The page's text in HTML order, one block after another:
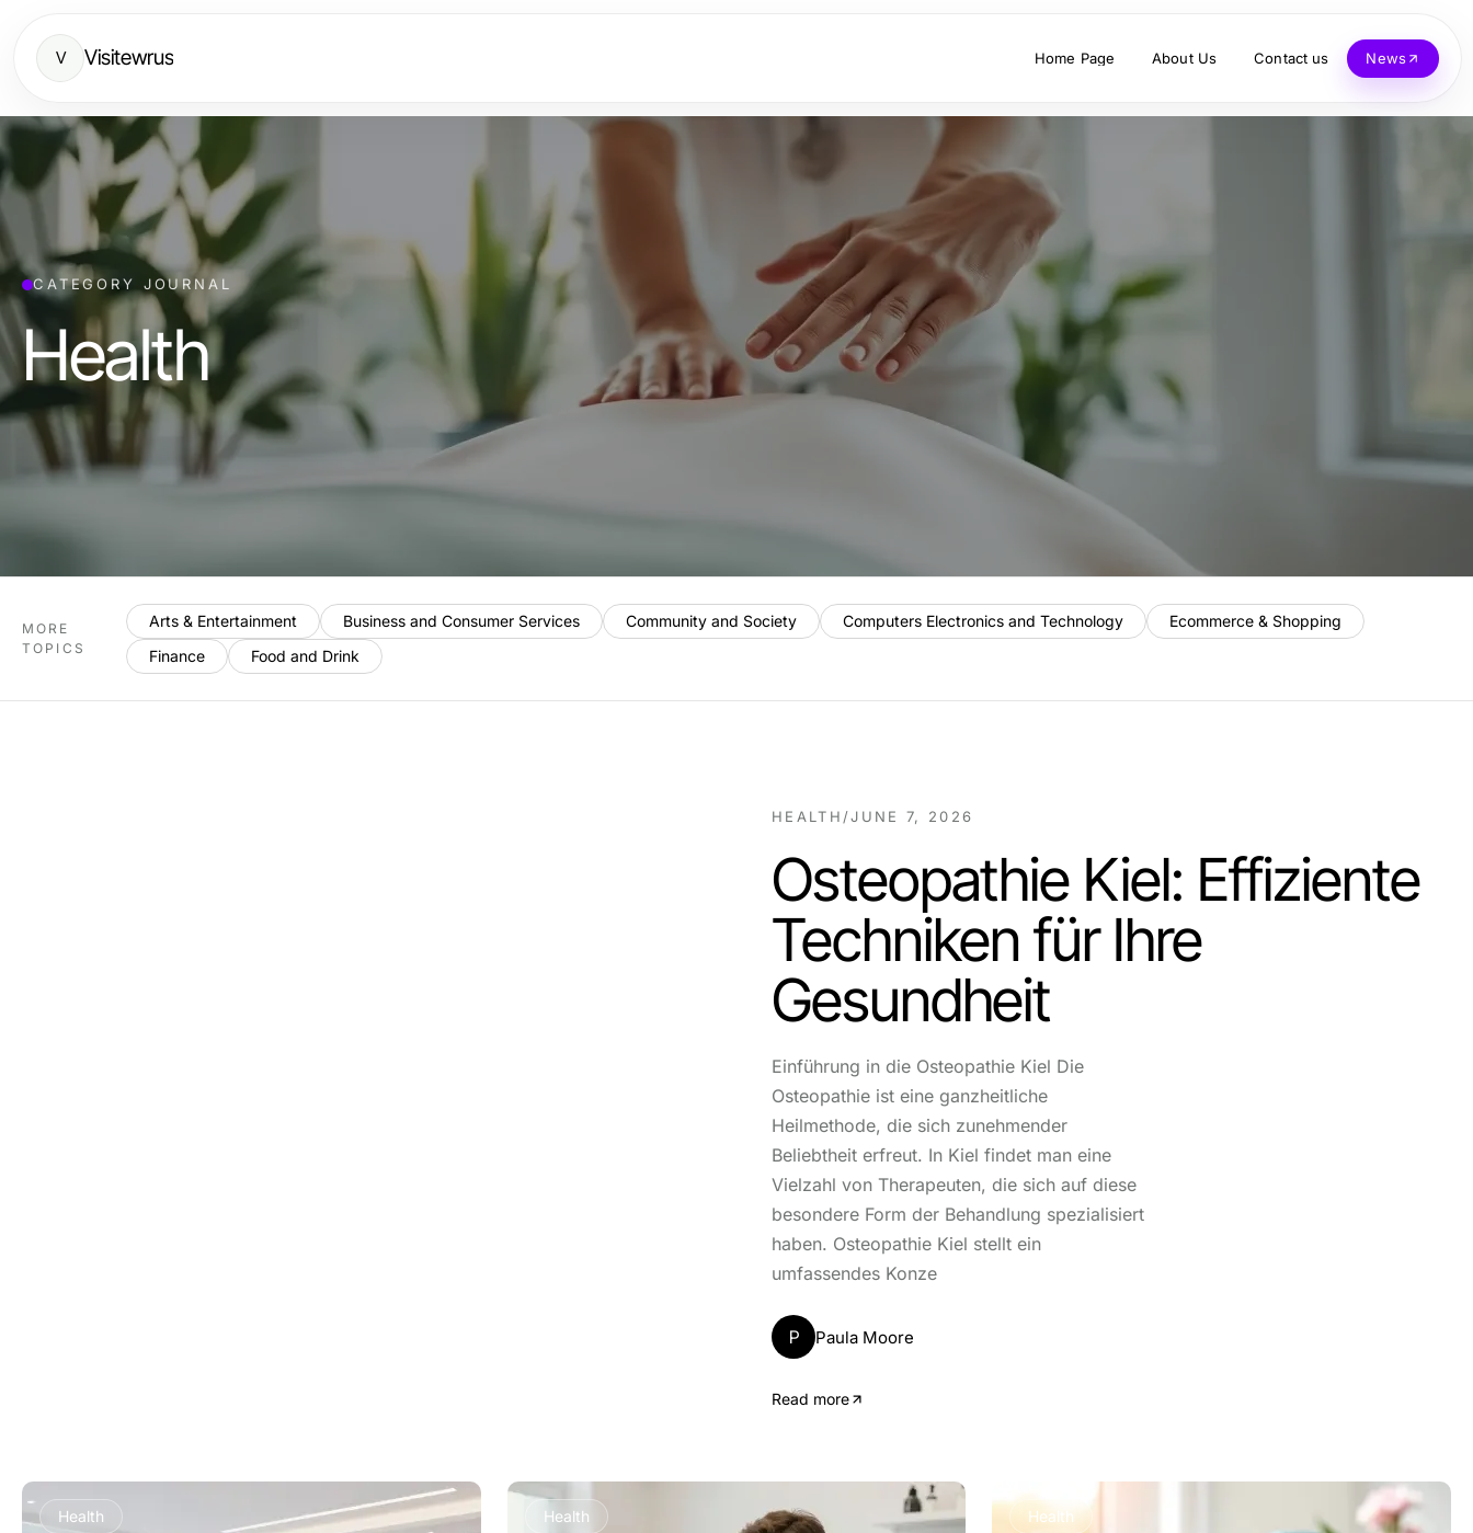
V Visitewrus Home Page About Us Contact us News
CATEGORY JOURNAL
Health
MORE
TOPICS
Arts & Entertainment Business and Consumer Services Community and Society Computers Electronics and Technology
Ecommerce & Shopping
Finance
Food and Drink
HEALTH /JUNE 7, 2026
Osteopathie Kiel: Effiziente
Techniken für Ihre
Gesundheit
Einführung in die Osteopathie Kiel Die
Osteopathie ist eine ganzheitliche
Heilmethode, die sich zunehmender
Beliebtheit erfreut. In Kiel findet man eine
Vielzahl von Therapeuten, die sich auf diese
besondere Form der Behandlung spezialisiert
haben. Osteopathie Kiel stellt ein
umfassendes Konze
P Paula Moore
Read more
Health Health Health